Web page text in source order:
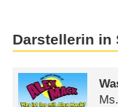
Darstellerin in